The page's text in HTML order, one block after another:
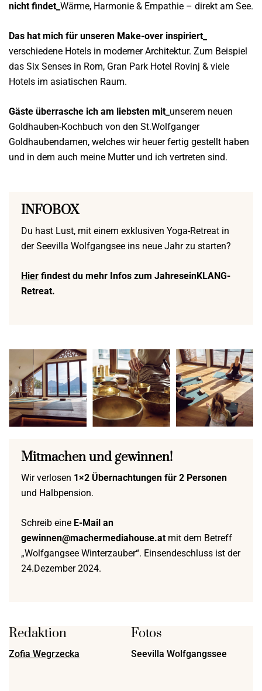
nicht findet_ Wärme, Harmonie & Empathie – direkt am See.
Das hat mich für unseren Make-over inspiriert_
verschiedene Hotels in moderner Architektur. Zum Beispiel
das Six Senses in Rom, Gran Park Hotel Rovinj & viele
Hotels im asiatischen Raum.
Gäste überrasche ich am liebsten mit_ unserem neuen
Goldhauben-Kochbuch von den St.Wolfganger
Goldhaubendamen, welches wir heuer fertig gestellt haben
und in dem auch meine Mutter und ich vertreten sind.
INFOBOX
Du hast Lust, mit einem exklusiven Yoga-Retreat in
der Seevilla Wolfgangsee ins neue Jahr zu starten?
Hierfindest du mehr Infos zum JahreseinKLANG-
Retreat.
Mitmachen und gewinnen!
Wir verlosen 1×2 Übernachtungen für 2 Personen
und Halbpension.
Schreib eine E-Mail an
gewinnen@machermediahouse.atmit dem Betreff
„Wolfgangsee Winterzauber“. Einsendeschluss ist der
24.Dezember 2024.
Redaktion
Zofia Wegrzecka
Fotos
Seevilla Wolfgangssee